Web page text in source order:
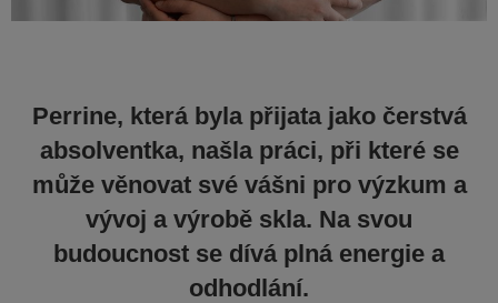
Perrine, která byla přijata jako čerstvá
absolventka, našla práci, při které se
může věnovat své vášni pro výzkum a
vývoj a výrobě skla. Na svou
budoucnost se dívá plná energie a
odhodlání.